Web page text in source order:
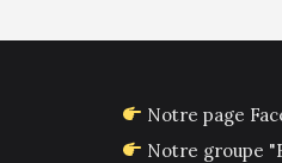
Notre page
Notre groupe